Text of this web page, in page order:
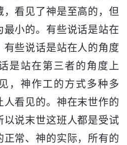
看见了神是至高的，但
小的。有些说话是站在
有些说话是站在人的角度
是站在第三者的角度上
，神作工的方式多种多
看见的。神在末世作的
以说末世这班人都是受试
常、神的实际，所有的